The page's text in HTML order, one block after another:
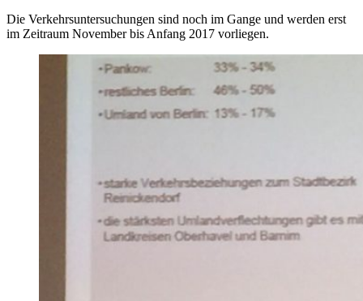
Die Verkehrsuntersuchungen sind noch im Gange und werden erst
im Zeitraum November bis Anfang 2017 vorliegen.